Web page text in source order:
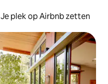
Je plek op Airbnb zetten